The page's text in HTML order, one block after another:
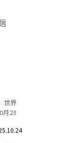
世界
月23